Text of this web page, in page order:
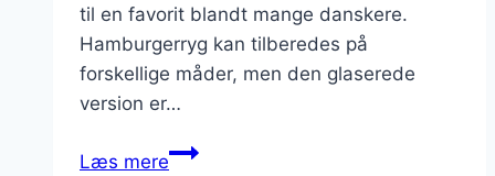
til en favorit blandt mange danskere.
Hamburgerryg kan tilberedes på
forskellige måder, men den glaserede
version er…
Læs mereHamburgerryg